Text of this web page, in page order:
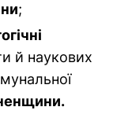
;
й наукових